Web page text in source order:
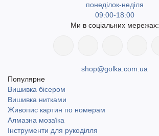
понеділок-неділя
09:00-18:00
Ми в соціальних мережах:
shop@golka.com.ua
Популярне
Вишивка бісером
Вишивка нитками
Живопис картин по номерам
Алмазна мозаїка
Інструменти для рукоділля